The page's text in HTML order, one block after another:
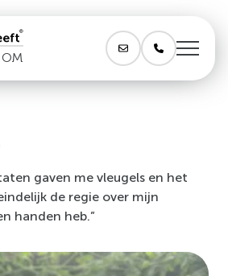
OM
gaven me vleugels en het
de regie over mijn
handen heb.”